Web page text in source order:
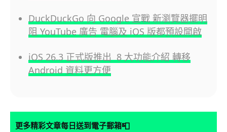
DuckDuckGo 向 Google 宣戰 新瀏覽器擺明
阻 YouTube 廣告 電腦及 iOS 版都預設開啟
iOS 26.3 正式版推出 8 大功能介紹 轉移
Android 資料更方便
更多精彩文章每日送到電子郵箱📮